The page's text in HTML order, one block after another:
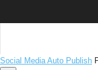
Social Media Auto Publish